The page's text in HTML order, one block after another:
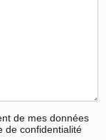
de mes données
de confidentialité